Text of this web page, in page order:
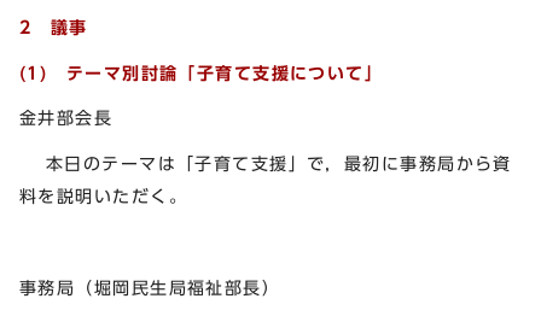
2 議事
(1) テーマ別討論「子育て支援について」
金井部会長
本日のテーマは「子育て支援」で，最初に事務局から資
料を説明いただく。
事務局（堀岡民生局福祉部長）